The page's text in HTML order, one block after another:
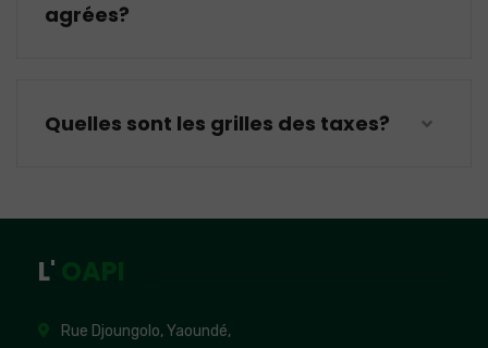
agrées?
Quelles sont les grilles des taxes?
L' OAPI
Rue Djoungolo, Yaoundé,